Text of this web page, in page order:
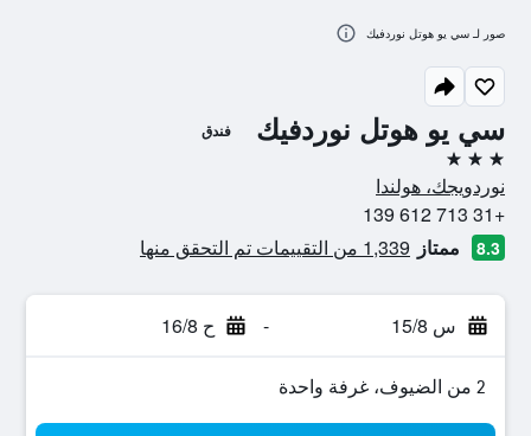
سي يو هوتل نوردفيك فندق
3 نجوم
نوردويجك، هولندا
+31 713 612 139
8.3 ممتاز 1,339 من التقييمات تم التحقق منها
س 15/8 - ح 16/8
2 من الضيوف، غرفة واحدة
صور لـ سي يو هوتل نوردفيك